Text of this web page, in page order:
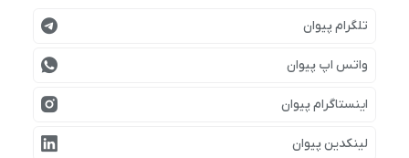
تلگرام پیوان
واتس اپ پیوان
اینستاگرام پیوان
لینکدین پیوان